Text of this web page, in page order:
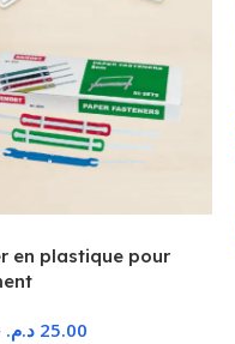
en plastique pour
25.00 د.م.